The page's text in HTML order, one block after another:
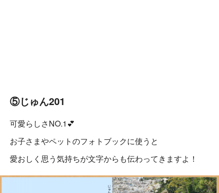
⑤じゅん201
可愛らしさNO.1💕
お子さまやペットのフォトブックに使うと
愛おしく思う気持ちが文字からも伝わってきますよ！